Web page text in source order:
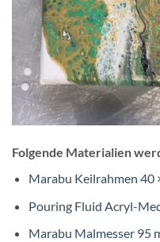
Folgende Materialien
Marabu Keilrahmen 40
Pouring Fluid Acryl-
Marabu Malmesser 95